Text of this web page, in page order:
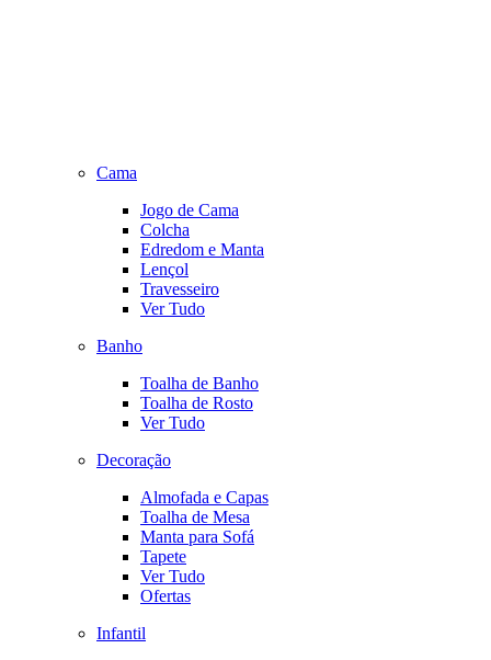
Cama
Jogo de Cama
Colcha
Edredom e Manta
Lençol
Travesseiro
Ver Tudo
Banho
Toalha de Banho
Toalha de Rosto
Ver Tudo
Decoração
Almofada e Capas
Toalha de Mesa
Manta para Sofá
Tapete
Ver Tudo
Ofertas
Infantil